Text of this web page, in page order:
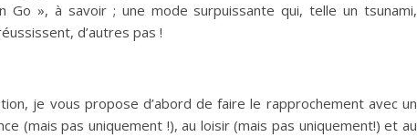
Go », à savoir ; une mode surpuissante qui, telle un tsunami,
d’autres pas !
je vous propose d’abord de faire le rapprochement avec un
(mais pas uniquement !), au loisir (mais pas uniquement!) et au